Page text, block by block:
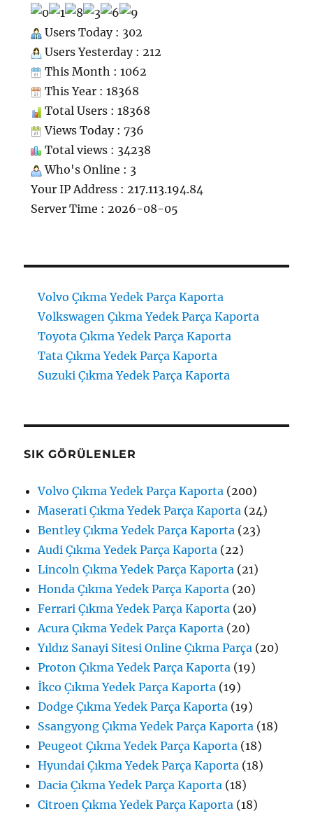
Users Today : 302
Users Yesterday : 212
This Month : 1062
This Year : 18368
Total Users : 18368
Views Today : 736
Total views : 34238
Who's Online : 3
Your IP Address : 217.113.194.84
Server Time : 2026-08-05
Volvo Çıkma Yedek Parça Kaporta
Volkswagen Çıkma Yedek Parça Kaporta
Toyota Çıkma Yedek Parça Kaporta
Tata Çıkma Yedek Parça Kaporta
Suzuki Çıkma Yedek Parça Kaporta
SIK GÖRÜLENLER
Volvo Çıkma Yedek Parça Kaporta (200)
Maserati Çıkma Yedek Parça Kaporta (24)
Bentley Çıkma Yedek Parça Kaporta (23)
Audi Çıkma Yedek Parça Kaporta (22)
Lincoln Çıkma Yedek Parça Kaporta (21)
Honda Çıkma Yedek Parça Kaporta (20)
Ferrari Çıkma Yedek Parça Kaporta (20)
Acura Çıkma Yedek Parça Kaporta (20)
Yıldız Sanayi Sitesi Online Çıkma Parça (20)
Proton Çıkma Yedek Parça Kaporta (19)
İkco Çıkma Yedek Parça Kaporta (19)
Dodge Çıkma Yedek Parça Kaporta (19)
Ssangyong Çıkma Yedek Parça Kaporta (18)
Peugeot Çıkma Yedek Parça Kaporta (18)
Hyundai Çıkma Yedek Parça Kaporta (18)
Dacia Çıkma Yedek Parça Kaporta (18)
Citroen Çıkma Yedek Parça Kaporta (18)